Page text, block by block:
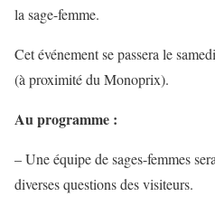
la sage-femme.
Cet événement se passera le
(à proximité du Monoprix).
Au programme :
– Une équipe de sages-femmes
diverses questions des visiteurs.